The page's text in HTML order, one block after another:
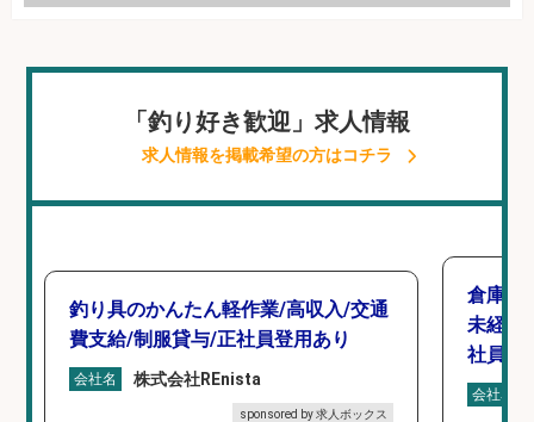
「釣り好き歓迎」求人情報
求人情報を掲載希望の方はコチラ
釣り具のかんたん軽作業/高収入/交通
費支給/制服貸与/正社員登用あり
会社名 株式会社REnista
sponsored by 求人ボックス
倉庫で
未経験
社員登
会社名